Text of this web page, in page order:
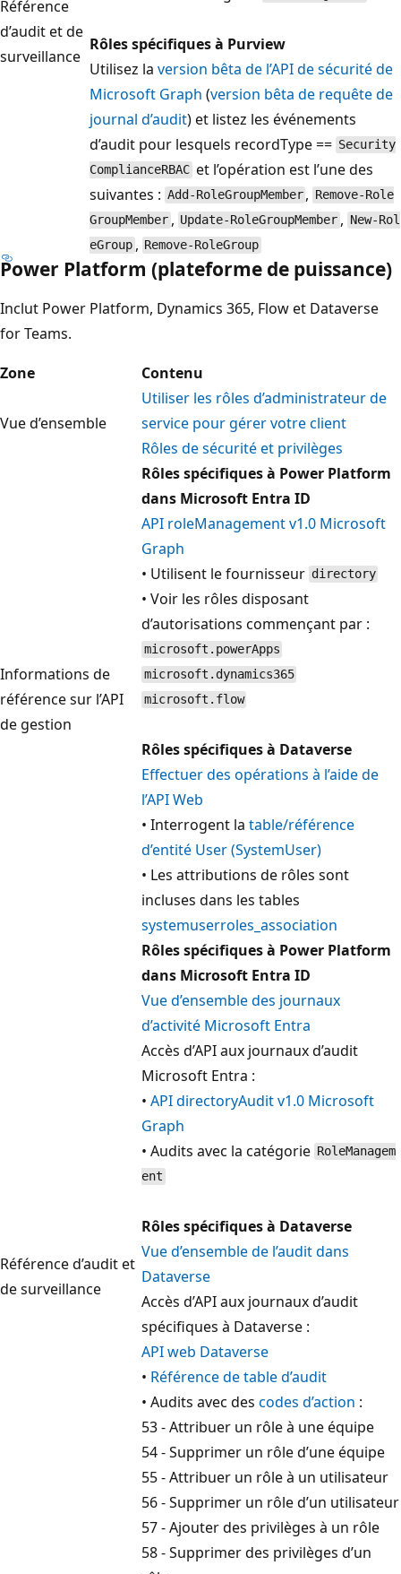
Référence
d’audit et de
surveillance
Rôles spécifiques à Purview
Utilisez la version bêta de l’API de sécurité de
Microsoft Graph (version bêta de requête de
journal d’audit) et listez les événements
d’audit pour lesquels recordType == Security
ComplianceRBAC et l’opération est l’une des
suivantes : Add-RoleGroupMember , Remove-Role
GroupMember , Update-RoleGroupMember , New-Rol
eGroup , Remove-RoleGroup
Power Platform (plateforme de puissance)
Inclut Power Platform, Dynamics 365, Flow et Dataverse
for Teams.
Zone
Contenu
Vue d’ensemble
Utiliser les rôles d’administrateur de
service pour gérer votre client
Rôles de sécurité et privilèges
Informations de
référence sur l’API
de gestion
Rôles spécifiques à Power Platform
dans Microsoft Entra ID
API roleManagement v1.0 Microsoft
Graph
• Utilisent le fournisseur directory
• Voir les rôles disposant
d’autorisations commençant par :
microsoft.powerApps
microsoft.dynamics365
microsoft.flow
Rôles spécifiques à Dataverse
Effectuer des opérations à l’aide de
l’API Web
• Interrogent la table/référence
d’entité User (SystemUser)
• Les attributions de rôles sont
incluses dans les tables
systemuserroles_association
Référence d’audit et
de surveillance
Rôles spécifiques à Power Platform
dans Microsoft Entra ID
Vue d’ensemble des journaux
d’activité Microsoft Entra
Accès d’API aux journaux d’audit
Microsoft Entra :
• API directoryAudit v1.0 Microsoft
Graph
• Audits avec la catégorie RoleManagem
ent
Rôles spécifiques à Dataverse
Vue d’ensemble de l’audit dans
Dataverse
Accès d’API aux journaux d’audit
spécifiques à Dataverse :
API web Dataverse
• Référence de table d’audit
• Audits avec des codes d’action :
53 - Attribuer un rôle à une équipe
54 - Supprimer un rôle d’une équipe
55 - Attribuer un rôle à un utilisateur
56 - Supprimer un rôle d’un utilisateur
57 - Ajouter des privilèges à un rôle
58 - Supprimer des privilèges d’un